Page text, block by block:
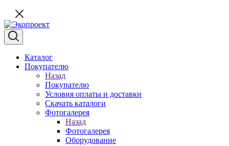
Каталог
Покупателю
Назад
Покупателю
Условия оплаты и доставки
Скачать каталоги
Фотогалерея
Назад
Фотогалерея
Оборудование